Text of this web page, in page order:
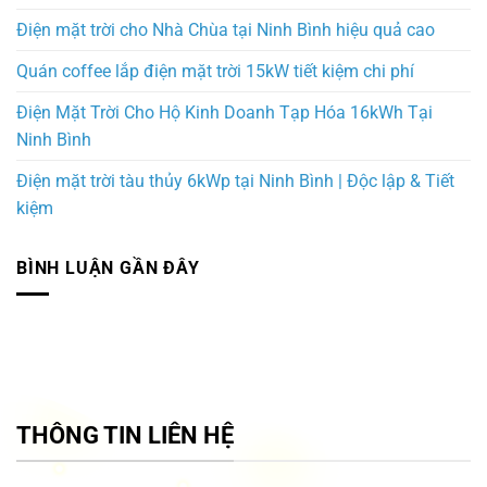
Điện mặt trời cho Nhà Chùa tại Ninh Bình hiệu quả cao
Quán coffee lắp điện mặt trời 15kW tiết kiệm chi phí
Điện Mặt Trời Cho Hộ Kinh Doanh Tạp Hóa 16kWh Tại
Ninh Bình
Điện mặt trời tàu thủy 6kWp tại Ninh Bình | Độc lập & Tiết
kiệm
BÌNH LUẬN GẦN ĐÂY
THÔNG TIN LIÊN HỆ